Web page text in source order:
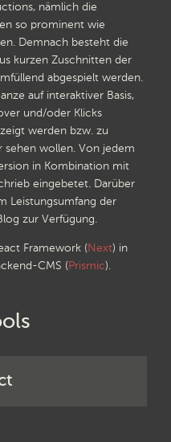
nämlich die
so prominent wie
Demnach besteht die
kurzen Zuschnitten der
abgespielt werden.
auf interaktiver Basis,
und/oder Klicks
werden bzw. zu
sehen wollen. Von jedem
in Kombination mit
eingebetet. Darüber
Leistungsumfang der
zur Verfügung.
Framework ( Next) in
CMS ( Prismic).